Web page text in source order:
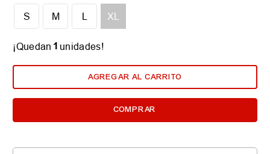
S L
M XL
¡Quedan 1 unidades!
AGREGAR AL CARRITO
COMPRAR